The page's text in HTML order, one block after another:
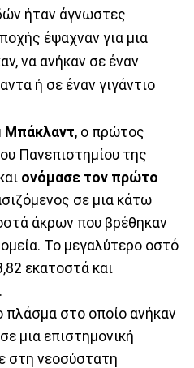
ήταν άγνωστες
έψαχναν για μια
να ανήκαν σε έναν
ή σε έναν γιγάντιο
Μπάκλαντ, ο πρώτος
Πανεπιστημίου της
ονόμασε τον πρώτο
σε μια κάτω
άκρων που βρέθηκαν
Το μεγαλύτερο οστό
εκατοστά και
στο οποίο ανήκαν
μια επιστημονική
στη νεοσύστατη